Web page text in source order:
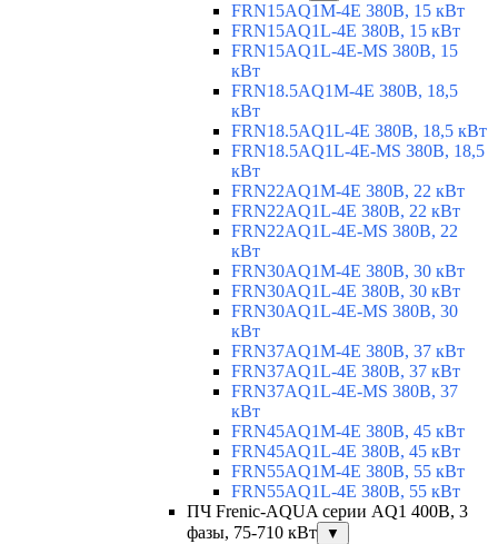
FRN15AQ1M-4E 380В, 15 кВт
FRN15AQ1L-4E 380В, 15 кВт
FRN15AQ1L-4E-MS 380В, 15
кВт
FRN18.5AQ1M-4E 380В, 18,5
кВт
FRN18.5AQ1L-4E 380В, 18,5 кВт
FRN18.5AQ1L-4E-MS 380В, 18,5
кВт
FRN22AQ1M-4E 380В, 22 кВт
FRN22AQ1L-4E 380В, 22 кВт
FRN22AQ1L-4E-MS 380В, 22
кВт
FRN30AQ1M-4E 380В, 30 кВт
FRN30AQ1L-4E 380В, 30 кВт
FRN30AQ1L-4E-MS 380В, 30
кВт
FRN37AQ1M-4E 380В, 37 кВт
FRN37AQ1L-4E 380В, 37 кВт
FRN37AQ1L-4E-MS 380В, 37
кВт
FRN45AQ1M-4E 380В, 45 кВт
FRN45AQ1L-4E 380В, 45 кВт
FRN55AQ1M-4E 380В, 55 кВт
FRN55AQ1L-4E 380В, 55 кВт
ПЧ Frenic-AQUA серии AQ1 400В, 3
фазы, 75-710 кВт
▼